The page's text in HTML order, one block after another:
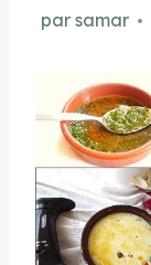
par samar